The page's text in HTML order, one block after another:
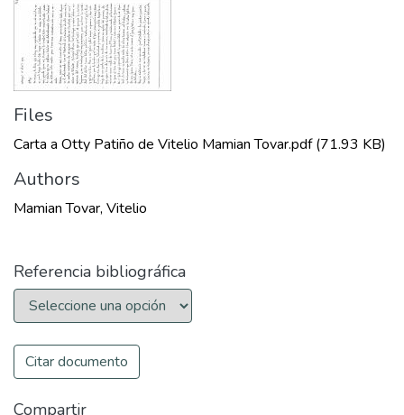
Files
Carta a Otty Patiño de Vitelio Mamian Tovar.pdf(71.93 KB)
Authors
Mamian Tovar, Vitelio
Referencia bibliográfica
Citar documento
Compartir